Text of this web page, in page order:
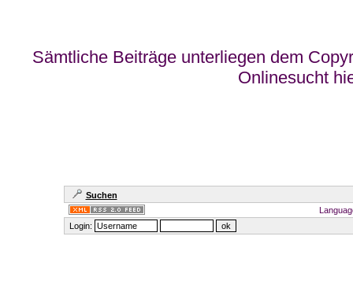
Sämtliche Beiträge unterliegen dem
Onlinesucht
Suchen
Login: